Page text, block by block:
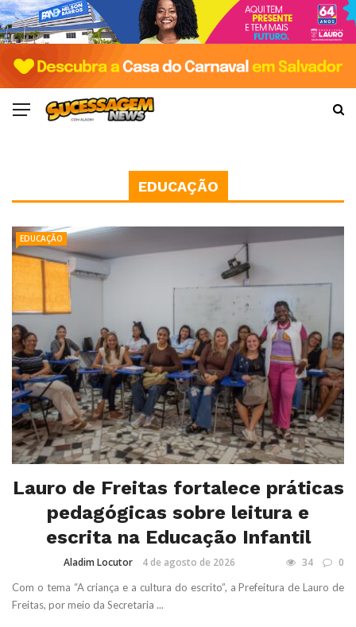
EDUCAÇÃO
EDUCAÇÃO
Lauro de Freitas fortalece práticas
pedagógicas sobre leitura e
escrita na Educação Infantil
Aladim Locutor 4 de agosto de 2026 34 0
Com o tema “A criança e a cultura do escrito”, a Prefeitura de Lauro de
Freitas, por meio da Secretaria ...